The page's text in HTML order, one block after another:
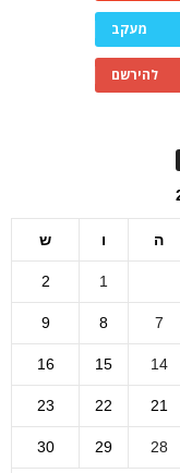
מעקב
להירשם
ה ו ש
1
2
7
8
9
14
15
16
21
22
23
28
29
30